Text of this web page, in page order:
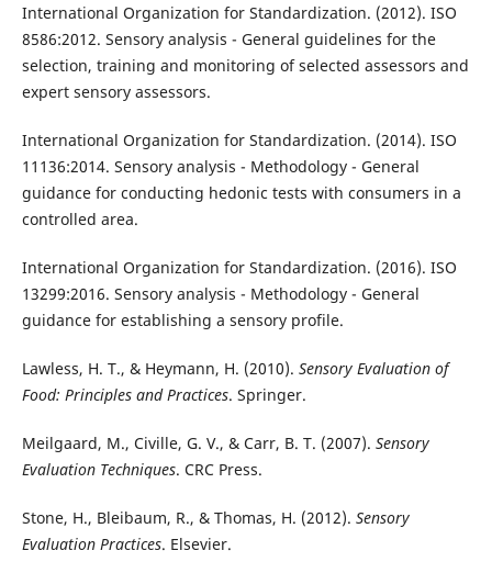
International Organization for Standardization. (2012). ISO
8586:2012. Sensory analysis - General guidelines for the
selection, training and monitoring of selected assessors and
expert sensory assessors.
International Organization for Standardization. (2014). ISO
11136:2014. Sensory analysis - Methodology - General
guidance for conducting hedonic tests with consumers in a
controlled area.
International Organization for Standardization. (2016). ISO
13299:2016. Sensory analysis - Methodology - General
guidance for establishing a sensory profile.
Lawless, H. T., & Heymann, H. (2010). Sensory Evaluation of
Food: Principles and Practices. Springer.
Meilgaard, M., Civille, G. V., & Carr, B. T. (2007). Sensory
Evaluation Techniques. CRC Press.
Stone, H., Bleibaum, R., & Thomas, H. (2012). Sensory
Evaluation Practices. Elsevier.